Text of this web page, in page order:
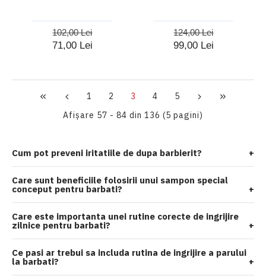
71,00 Lei
102,00 Lei
99,00 Lei
124,00 Lei
1 2 3 4
5
Afişare 57 - 84 din 136 (5 pagini)
Cum pot preveni iritatiile de dupa barbierit? +
Care sunt beneficiile folosirii unui sampon special
conceput pentru barbati? +
Care este importanta unei rutine corecte de ingrijire
zilnice pentru barbati? +
Ce pasi ar trebui sa includa rutina de ingrijire a parului
la barbati? +